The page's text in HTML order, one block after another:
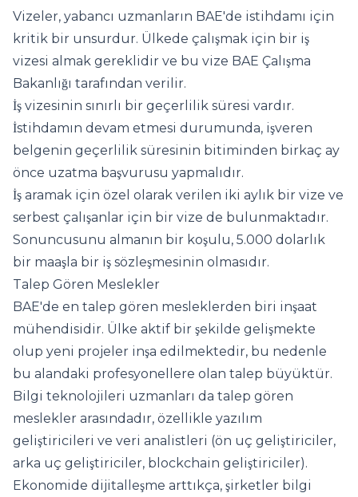
Vizeler, yabancı uzmanların BAE'de istihdamı için
kritik bir unsurdur. Ülkede çalışmak için bir iş
vizesi almak gereklidir ve bu vize BAE Çalışma
Bakanlığı tarafından verilir.
İş vizesinin sınırlı bir geçerlilik süresi vardır.
İstihdamın devam etmesi durumunda, işveren
belgenin geçerlilik süresinin bitiminden birkaç ay
önce uzatma başvurusu yapmalıdır.
İş aramak için özel olarak verilen iki aylık bir vize ve
serbest çalışanlar için bir vize de bulunmaktadır.
Sonuncusunu almanın bir koşulu, 5.000 dolarlık
bir maaşla bir iş sözleşmesinin olmasıdır.
Talep Gören Meslekler
BAE'de en talep gören mesleklerden biri inşaat
mühendisidir. Ülke aktif bir şekilde gelişmekte
olup yeni projeler inşa edilmektedir, bu nedenle
bu alandaki profesyonellere olan talep büyüktür.
Bilgi teknolojileri uzmanları da talep gören
meslekler arasındadır, özellikle yazılım
geliştiricileri ve veri analistleri (ön uç geliştiriciler,
arka uç geliştiriciler, blockchain geliştiriciler).
Ekonomide dijitalleşme arttıkça, şirketler bilgi